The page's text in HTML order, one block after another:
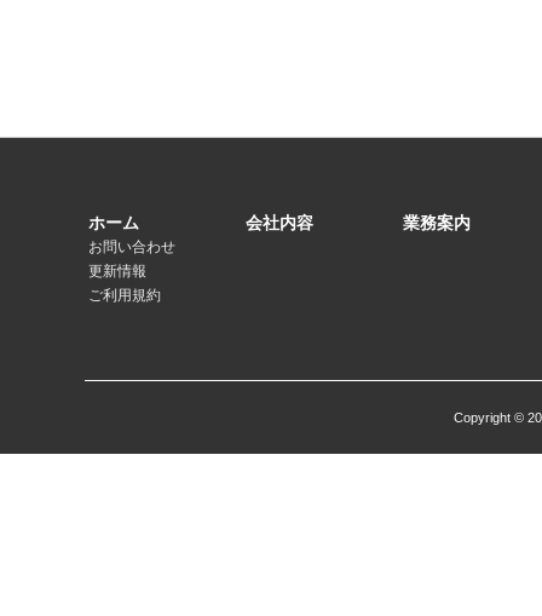
ホーム
お問い合わせ
更新情報
ご利用規約
会社内容 業務案内
Copyright ©